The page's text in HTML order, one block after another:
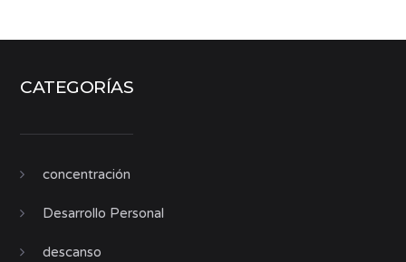
CATEGORÍAS
concentración
Desarrollo Personal
descanso